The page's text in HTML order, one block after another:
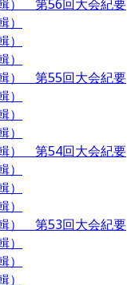
） 第56回大会紀要
） 第55回大会紀要
） 第54回大会紀要
） 第53回大会紀要